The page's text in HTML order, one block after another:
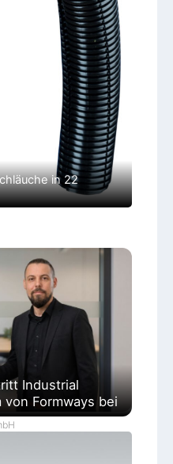
in 22
Industrial
Formways bei